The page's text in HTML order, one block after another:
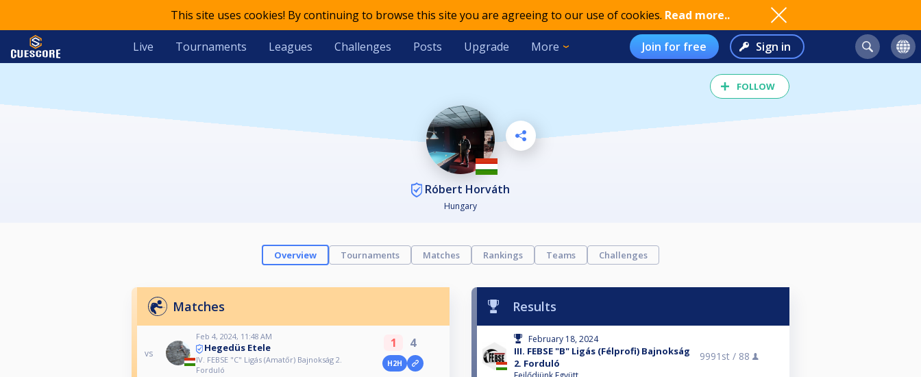
This site uses cookies! By continuing to browse this site you are agreeing to our use of cookies. Read more..
Live Tournaments Leagues Challenges Posts Upgrade More Join for free Sign in
FOLLOW
Róbert Horváth
Hungary
Overview Tournaments Matches Rankings Teams Challenges
Matches
vs
Feb 4, 2024, 11:48 AM
Hegedüs Etele
IV. FEBSE "C" Ligás (Amatőr) Bajnokság 2.
Forduló
1 4
H2H
Results
February 18, 2024
III. FEBSE "B" Ligás (Félprofi) Bajnokság
2. Forduló
9991st / 88